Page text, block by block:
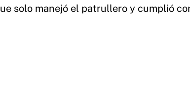
solo manejó el patrullero y cumplió